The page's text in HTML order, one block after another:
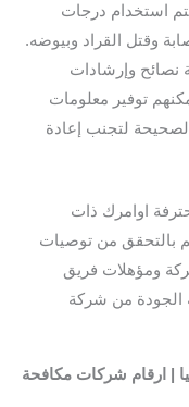
استخدام درجات
وقتل القراد وبيوضه.
نصائح وإرشادات
توفير معلومات
لتجنب إعادة
اوامرك ذات
بالتحقق من توصيات
ومؤهلات فريق
الجودة من شركة
| ارقام شركات مكافحة